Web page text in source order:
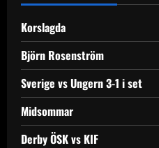
Korslagda
Björn Rosenström
Sverige vs Ungern 3-1 i set
Midsommar
Derby ÖSK vs KIF